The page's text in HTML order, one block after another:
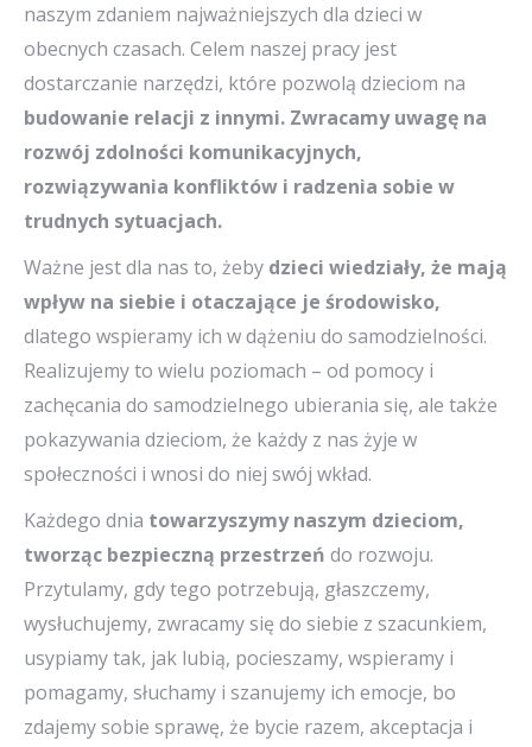
naszym zdaniem najważniejszych dla dzieci w
obecnych czasach. Celem naszej pracy jest
dostarczanie narzędzi, które pozwolą dzieciom na
budowanie relacji z innymi. Zwracamy uwagę na
rozwój zdolności komunikacyjnych,
rozwiązywania konfliktów i radzenia sobie w
trudnych sytuacjach.
Ważne jest dla nas to, żeby dzieci wiedziały, że mają
wpływ na siebie i otaczające je środowisko,
dlatego wspieramy ich w dążeniu do samodzielności.
Realizujemy to wielu poziomach – od pomocy i
zachęcania do samodzielnego ubierania się, ale także
pokazywania dzieciom, że każdy z nas żyje w
społeczności i wnosi do niej swój wkład.
Każdego dnia towarzyszymy naszym dzieciom,
tworząc bezpieczną przestrzeń do rozwoju.
Przytulamy, gdy tego potrzebują, głaszczemy,
wysłuchujemy, zwracamy się do siebie z szacunkiem,
usypiamy tak, jak lubią, pocieszamy, wspieramy i
pomagamy, słuchamy i szanujemy ich emocje, bo
zdajemy sobie sprawę, że bycie razem, akceptacja i